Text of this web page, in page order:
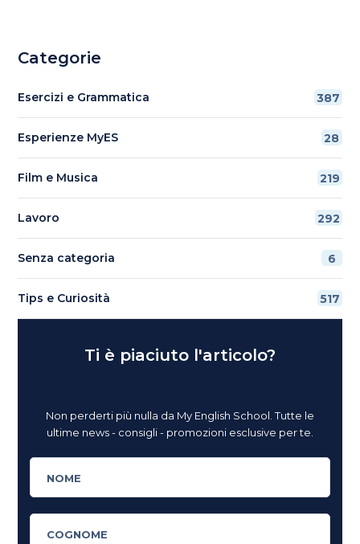
Categorie
Esercizi e Grammatica 387
Esperienze MyES 28
Film e Musica 219
Lavoro 292
Senza categoria 6
Tips e Curiosità 517
Ti è piaciuto l'articolo?
Non perderti più nulla da My English School. Tutte le
ultime news - consigli - promozioni esclusive per te.